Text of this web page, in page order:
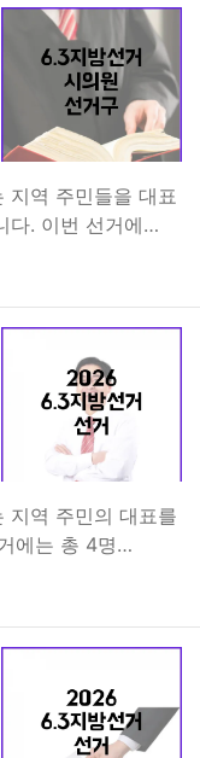
지역 주민들을 대표
다. 이번 선거에…
지역 주민의 대표를
에는 총 4명…